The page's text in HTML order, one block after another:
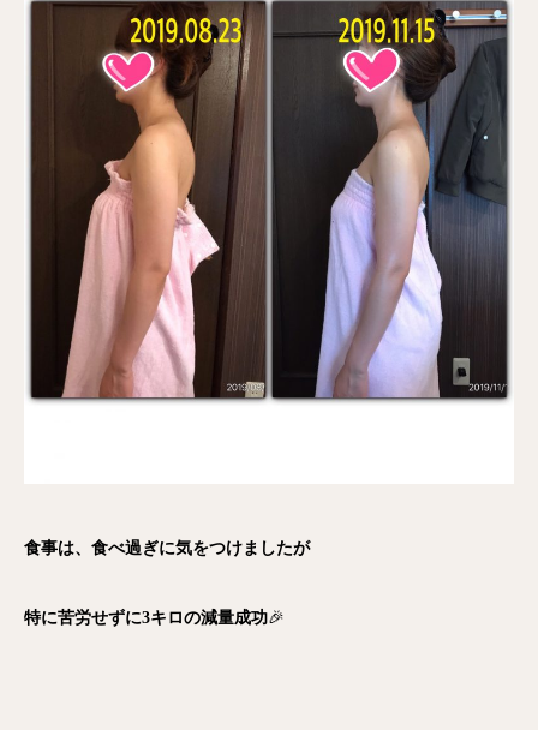
食事は、食べ過ぎに気をつけましたが
特に苦労せずに3キロの減量成功🎉